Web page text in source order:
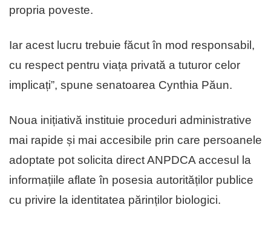
propria poveste.
Iar acest lucru trebuie făcut în mod responsabil,
cu respect pentru viața privată a tuturor celor
implicați”, spune senatoarea Cynthia Păun.
Noua inițiativă instituie proceduri administrative
mai rapide și mai accesibile prin care persoanele
adoptate pot solicita direct ANPDCA accesul la
informațiile aflate în posesia autorităților publice
cu privire la identitatea părinților biologici.